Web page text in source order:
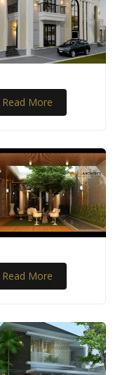
Read More
Read More